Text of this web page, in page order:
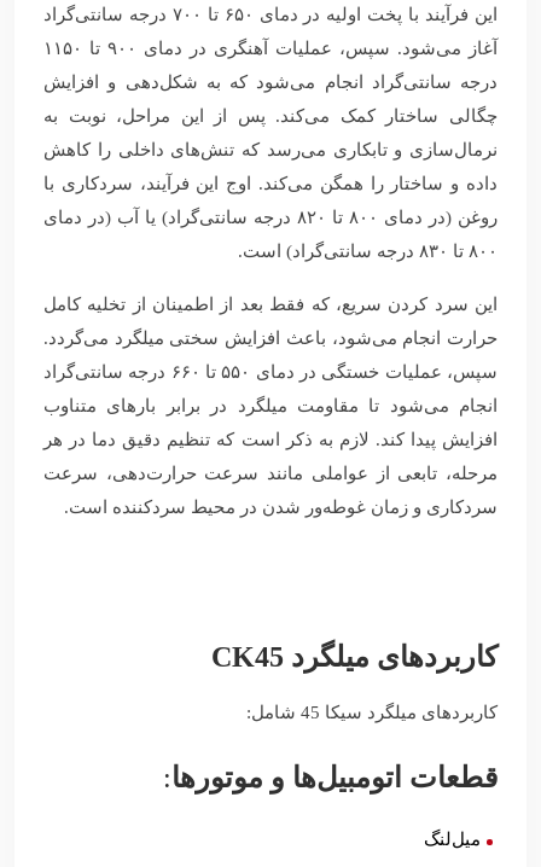
این فرآیند با پخت اولیه در دمای ۶۵۰ تا ۷۰۰ درجه سانتی‌گراد
آغاز می‌شود. سپس، عملیات آهنگری در دمای ۹۰۰ تا ۱۱۵۰
درجه سانتی‌گراد انجام می‌شود که به شکل‌دهی و افزایش
چگالی ساختار کمک می‌کند. پس از این مراحل، نوبت به
نرمال‌سازی و تابکاری می‌رسد که تنش‌های داخلی را کاهش
داده و ساختار را همگن می‌کند. اوج این فرآیند، سردکاری با
روغن (در دمای ۸۰۰ تا ۸۲۰ درجه سانتی‌گراد) یا آب (در دمای
۸۰۰ تا ۸۳۰ درجه سانتی‌گراد) است.
این سرد کردن سریع، که فقط بعد از اطمینان از تخلیه کامل
حرارت انجام می‌شود، باعث افزایش سختی میلگرد می‌گردد.
سپس، عملیات خستگی در دمای ۵۵۰ تا ۶۶۰ درجه سانتی‌گراد
انجام می‌شود تا مقاومت میلگرد در برابر بارهای متناوب
افزایش پیدا کند. لازم به ذکر است که تنظیم دقیق دما در هر
مرحله، تابعی از عواملی مانند سرعت حرارت‌دهی، سرعت
سردکاری و زمان غوطه‌ور شدن در محیط سردکننده است.
کاربردهای میلگرد CK45
کاربردهای میلگرد سیکا 45 شامل:
قطعات اتومبیل‌ها و موتورها:
میل‌لنگ